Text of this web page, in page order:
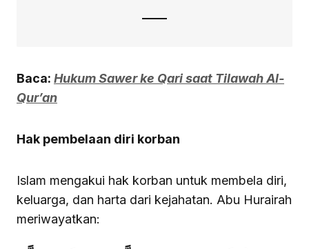
Baca: Hukum Sawer ke Qari saat Tilawah Al-
Qur’an
Hak pembelaan diri korban
Islam mengakui hak korban untuk membela diri,
keluarga, dan harta dari kejahatan. Abu Hurairah
meriwayatkan: